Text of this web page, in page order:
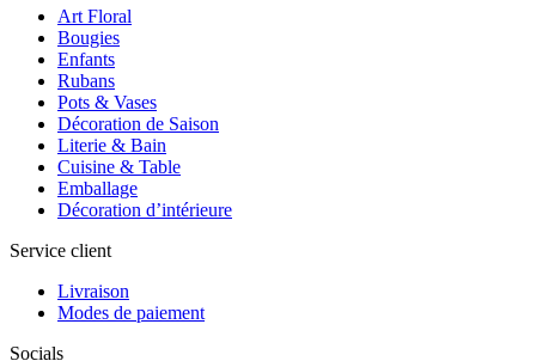
Art Floral
Bougies
Enfants
Rubans
Pots & Vases
Décoration de Saison
Literie & Bain
Cuisine & Table
Emballage
Décoration d’intérieure
Service client
Livraison
Modes de paiement
Socials